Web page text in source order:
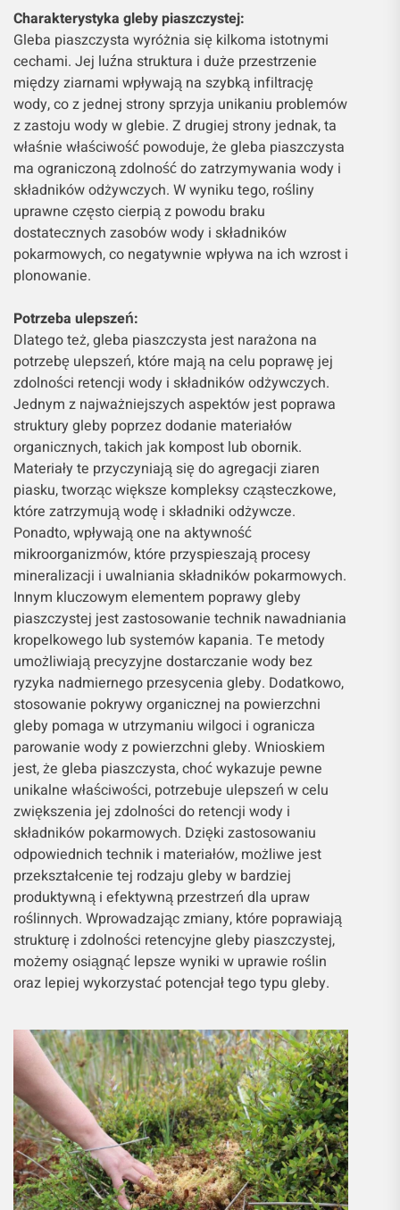
Charakterystyka gleby piaszczystej:
Gleba piaszczysta wyróżnia się kilkoma istotnymi
cechami. Jej luźna struktura i duże przestrzenie
między ziarnami wpływają na szybką infiltrację
wody, co z jednej strony sprzyja unikaniu problemów
z zastoju wody w glebie. Z drugiej strony jednak, ta
właśnie właściwość powoduje, że gleba piaszczysta
ma ograniczoną zdolność do zatrzymywania wody i
składników odżywczych. W wyniku tego, rośliny
uprawne często cierpią z powodu braku
dostatecznych zasobów wody i składników
pokarmowych, co negatywnie wpływa na ich wzrost i
plonowanie.
Potrzeba ulepszeń:
Dlatego też, gleba piaszczysta jest narażona na
potrzebę ulepszeń, które mają na celu poprawę jej
zdolności retencji wody i składników odżywczych.
Jednym z najważniejszych aspektów jest poprawa
struktury gleby poprzez dodanie materiałów
organicznych, takich jak kompost lub obornik.
Materiały te przyczyniają się do agregacji ziaren
piasku, tworząc większe kompleksy cząsteczkowe,
które zatrzymują wodę i składniki odżywcze.
Ponadto, wpływają one na aktywność
mikroorganizmów, które przyspieszają procesy
mineralizacji i uwalniania składników pokarmowych.
Innym kluczowym elementem poprawy gleby
piaszczystej jest zastosowanie technik nawadniania
kropelkowego lub systemów kapania. Te metody
umożliwiają precyzyjne dostarczanie wody bez
ryzyka nadmiernego przesycenia gleby. Dodatkowo,
stosowanie pokrywy organicznej na powierzchni
gleby pomaga w utrzymaniu wilgoci i ogranicza
parowanie wody z powierzchni gleby. Wnioskiem
jest, że gleba piaszczysta, choć wykazuje pewne
unikalne właściwości, potrzebuje ulepszeń w celu
zwiększenia jej zdolności do retencji wody i
składników pokarmowych. Dzięki zastosowaniu
odpowiednich technik i materiałów, możliwe jest
przekształcenie tej rodzaju gleby w bardziej
produktywną i efektywną przestrzeń dla upraw
roślinnych. Wprowadzając zmiany, które poprawiają
strukturę i zdolności retencyjne gleby piaszczystej,
możemy osiągnąć lepsze wyniki w uprawie roślin
oraz lepiej wykorzystać potencjał tego typu gleby.